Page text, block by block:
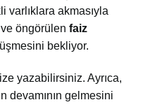
varlıklara akmasıyla
öngörülen faiz
bekliyor.
yazabilirsiniz. Ayrıca,
devamının gelmesini